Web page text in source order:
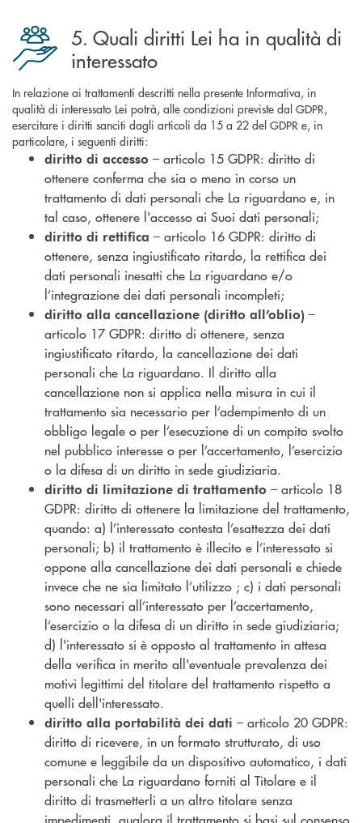
5. Quali diritti Lei ha in qualità di
interessato
In relazione ai trattamenti descritti nella presente Informativa, in
qualità di interessato Lei potrà, alle condizioni previste dal GDPR,
esercitare i diritti sanciti dagli articoli da 15 a 22 del GDPR e, in
particolare, i seguenti diritti:
diritto di accesso – articolo 15 GDPR: diritto di
ottenere conferma che sia o meno in corso un
trattamento di dati personali che La riguardano e, in
tal caso, ottenere l'accesso ai Suoi dati personali;
diritto di rettifica – articolo 16 GDPR: diritto di
ottenere, senza ingiustificato ritardo, la rettifica dei
dati personali inesatti che La riguardano e/o
l’integrazione dei dati personali incompleti;
diritto alla cancellazione (diritto all’oblio) –
articolo 17 GDPR: diritto di ottenere, senza
ingiustificato ritardo, la cancellazione dei dati
personali che La riguardano. Il diritto alla
cancellazione non si applica nella misura in cui il
trattamento sia necessario per l’adempimento di un
obbligo legale o per l’esecuzione di un compito svolto
nel pubblico interesse o per l’accertamento, l’esercizio
o la difesa di un diritto in sede giudiziaria.
diritto di limitazione di trattamento – articolo 18
GDPR: diritto di ottenere la limitazione del trattamento,
quando: a) l’interessato contesta l’esattezza dei dati
personali; b) il trattamento è illecito e l’interessato si
oppone alla cancellazione dei dati personali e chiede
invece che ne sia limitato l’utilizzo ; c) i dati personali
sono necessari all’interessato per l’accertamento,
l’esercizio o la difesa di un diritto in sede giudiziaria;
d) l'interessato si è opposto al trattamento in attesa
della verifica in merito all'eventuale prevalenza dei
motivi legittimi del titolare del trattamento rispetto a
quelli dell'interessato.
diritto alla portabilità dei dati – articolo 20 GDPR:
diritto di ricevere, in un formato strutturato, di uso
comune e leggibile da un dispositivo automatico, i dati
personali che La riguardano forniti al Titolare e il
diritto di trasmetterli a un altro titolare senza